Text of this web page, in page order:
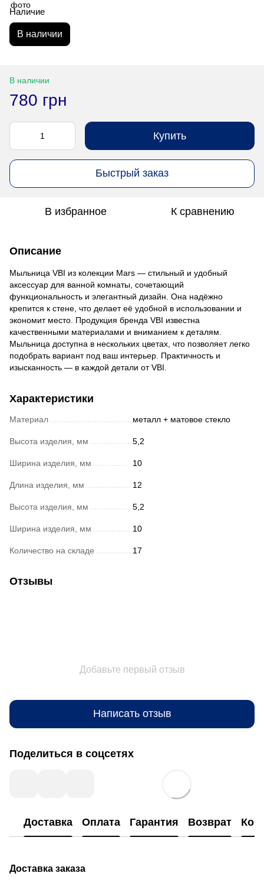
Наличие
В наличии
В наличии
780 грн
Купить
Быстрый заказ
В избранное К сравнению
Описание
Мыльница VBI из колекции Mars — стильный и удобный
аксессуар для ванной комнаты, сочетающий
функциональность и элегантный дизайн. Она надёжно
крепится к стене, что делает её удобной в использовании и
экономит место. Продукция бренда VBI известна
качественными материалами и вниманием к деталям.
Мыльница доступна в нескольких цветах, что позволяет легко
подобрать вариант под ваш интерьер. Практичность и
изысканность — в каждой детали от VBI.
Характеристики
Материал металл + матовое стекло
Высота изделия, мм 5,2
Ширина изделия, мм 10
Длина изделия, мм 12
Высота изделия, мм 5,2
Ширина изделия, мм 10
Количество на складе 17
Отзывы
Добавьте первый отзыв
Написать отзыв
Поделиться в соцсетях
Доставка Оплата Гарантия Возврат
Доставка заказа